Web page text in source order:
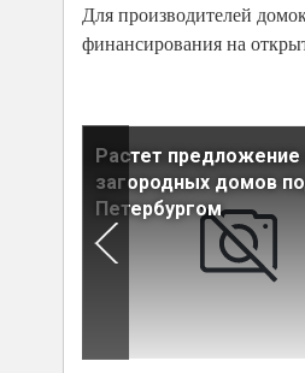
Для производителей
финансирования на
Растет предложение
загородных домов
Петербургом